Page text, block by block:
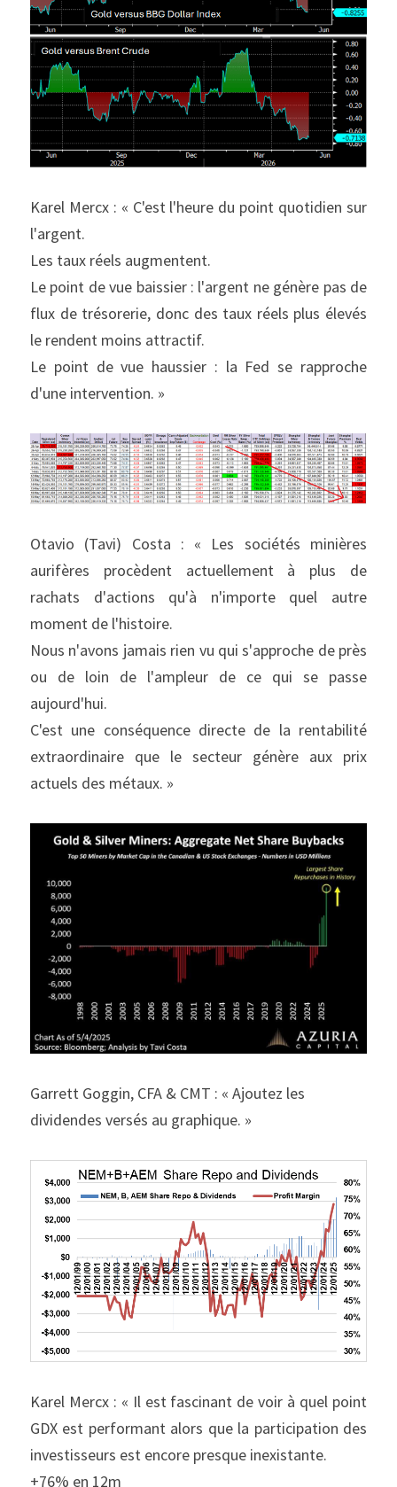
Karel Mercx : « C'est l'heure du point quotidien sur
l'argent.
Les taux réels augmentent.
Le point de vue baissier : l'argent ne génère pas de
flux de trésorerie, donc des taux réels plus élevés
le rendent moins attractif.
Le point de vue haussier : la Fed se rapproche
d'une intervention. »
Otavio (Tavi) Costa : « Les sociétés minières
aurifères procèdent actuellement à plus de
rachats d'actions qu'à n'importe quel autre
moment de l'histoire.
Nous n'avons jamais rien vu qui s'approche de près
ou de loin de l'ampleur de ce qui se passe
aujourd'hui.
C'est une conséquence directe de la rentabilité
extraordinaire que le secteur génère aux prix
actuels des métaux. »
Garrett Goggin, CFA & CMT : « Ajoutez les
dividendes versés au graphique. »
Karel Mercx : « Il est fascinant de voir à quel point
GDX est performant alors que la participation des
investisseurs est encore presque inexistante.
+76% en 12m